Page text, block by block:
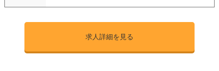
求人詳細を見る